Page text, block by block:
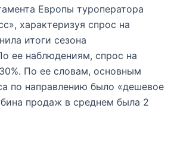
Европы туроператора
характеризуя спрос на
итоги сезона
ее наблюдениям, спрос на
По ее словам, основным
по направлению было «дешевое
продаж в среднем была 2